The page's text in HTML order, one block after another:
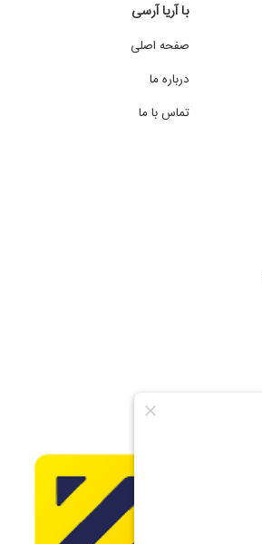
با آریا آرسی
صفحه اصلی
درباره ما
تماس با ما